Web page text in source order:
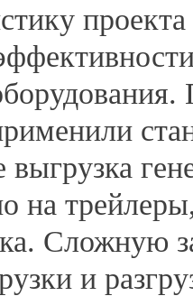
на
Сложную
и